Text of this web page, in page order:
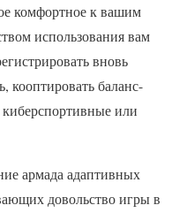
комфортное к вашим
использования вам
вновь
кооптировать баланс-
киберспортивные или
армада адаптивных
довольство игры в